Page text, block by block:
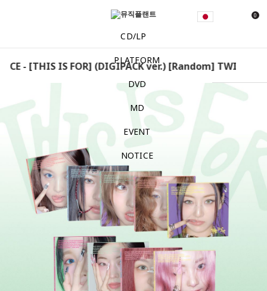
0
CD/LP
PLATFORM
DVD
MD
EVENT
NOTICE
- [THIS IS FOR] (DIGIPACK ver.) [Random] TWICE -